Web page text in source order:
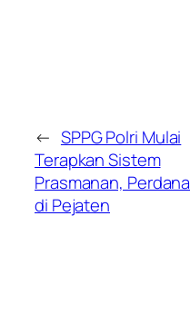
← SPPG Polri Mulai
Terapkan Sistem
Prasmanan, Perdana
di Pejaten